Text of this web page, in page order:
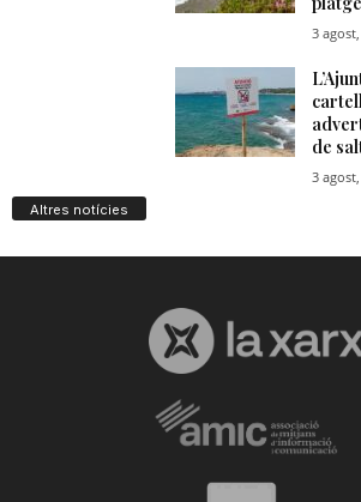
Altres notícies